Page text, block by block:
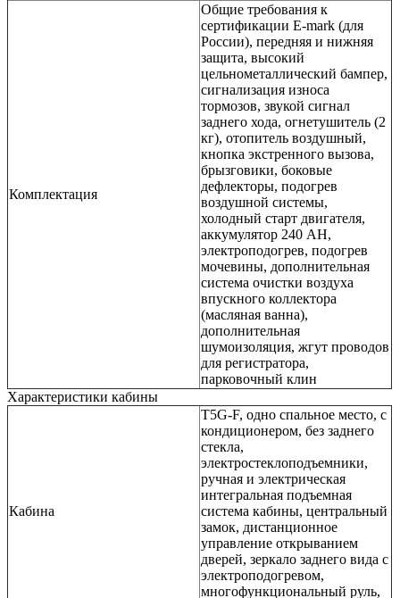
Комплектация
Общие требования к
сертификации E-mark (для
России), передняя и нижняя
защита, высокий
цельнометаллический бампер,
сигнализация износа
тормозов, звукой сигнал
заднего хода, огнетушитель (2
кг), отопитель воздушный,
кнопка экстренного вызова,
брызговики, боковые
дефлекторы, подогрев
воздушной системы,
холодный старт двигателя,
аккумулятор 240 AH,
электроподогрев, подогрев
мочевины, дополнительная
система очистки воздуха
впускного коллектора
(масляная ванна),
дополнительная
шумоизоляция, жгут проводов
для регистратора,
парковочный клин
Характеристики кабины
Кабина
Т5G-F, одно спальное место, с
кондиционером, без заднего
стекла,
электростеклоподъемники,
ручная и электрическая
интегральная подъемная
система кабины, центральный
замок, дистанционное
управление открыванием
дверей, зеркало заднего вида с
электроподогревом,
многофункциональный руль,